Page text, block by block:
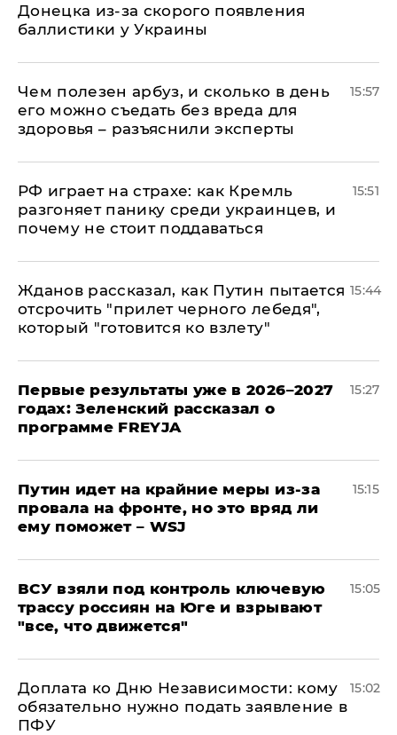
Донецка из-за скорого появления
баллистики у Украины
Чем полезен арбуз, и сколько в день
его можно съедать без вреда для
здоровья – разъяснили эксперты
15:57
РФ играет на страхе: как Кремль
разгоняет панику среди украинцев, и
почему не стоит поддаваться
15:51
Жданов рассказал, как Путин пытается
отсрочить "прилет черного лебедя",
который "готовится ко взлету"
15:44
Первые результаты уже в 2026–2027
годах: Зеленский рассказал о
программе FREYJA
15:27
Путин идет на крайние меры из-за
провала на фронте, но это вряд ли
ему поможет – WSJ
15:15
ВСУ взяли под контроль ключевую
трассу россиян на Юге и взрывают
"все, что движется"
15:05
Доплата ко Дню Независимости: кому
обязательно нужно подать заявление в
ПФУ
15:02